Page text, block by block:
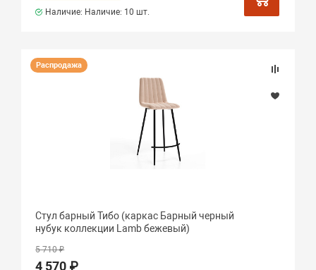
Наличие: Наличие: 10 шт.
Распродажа
Стул барный Тибо (каркас Барный черный
нубук коллекции Lamb бежевый)
5 710 ₽
4 570 ₽